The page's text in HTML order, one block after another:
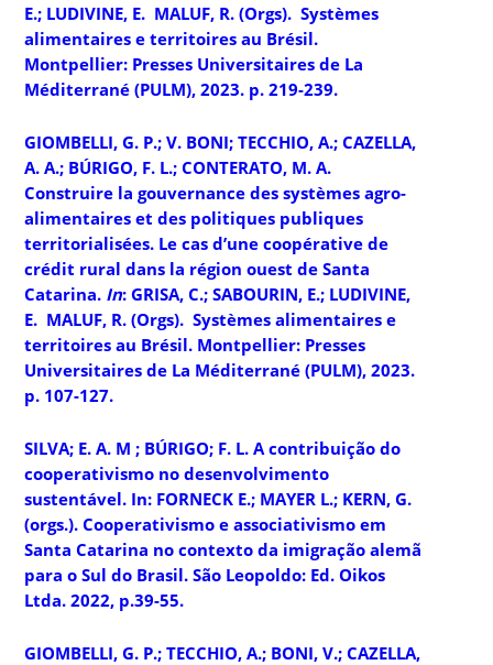
E.; LUDIVINE, E. MALUF, R. (Orgs).Systèmes
alimentaires e territoires au Brésil.
Montpellier: Presses Universitaires de La
Méditerrané (PULM), 2023. p. 219-239.
GIOMBELLI, G. P.; V. BONI; TECCHIO, A.; CAZELLA,
A. A.; BÚRIGO, F. L.; CONTERATO, M. A.
Construire la gouvernance des systèmes agro-
alimentaires et des politiques publiques
territorialisées. Le cas d’une coopérative de
crédit rural dans la région ouest de Santa
Catarina. In: GRISA, C.; SABOURIN, E.; LUDIVINE,
E. MALUF, R. (Orgs).Systèmes alimentaires e
territoires au Brésil. Montpellier: Presses
Universitaires de La Méditerrané (PULM), 2023.
p. 107-127.
SILVA; E. A. M ; BÚRIGO; F. L. A contribuição do
cooperativismo no desenvolvimento
sustentável. In: FORNECK E.; MAYER L.; KERN, G.
(orgs.). Cooperativismo e associativismo em
Santa Catarina no contexto da imigração alemã
para o Sul do Brasil.São Leopoldo: Ed. Oikos
Ltda. 2022, p.39-55.
GIOMBELLI, G. P.; TECCHIO, A.; BONI, V.; CAZELLA,